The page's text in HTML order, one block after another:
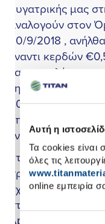
Αυτή η ιστοσελίδα
Τα cookies είναι
όλες τις λειτουργίες
online εμπειρία σας.
μας
στον
9/2018 , ανήλθαν
κερδών €0,5
αποτελέσματα της
μέθοδο της
9/2018, ενώ το
με
Βραζιλία η
Τα
παρουσίασαν